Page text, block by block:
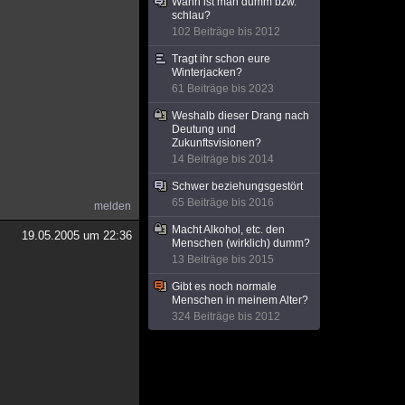
melden
19.05.2005 um 22:36
schlau?
102 Beiträge bis 2012
Tragt ihr schon eure
Winterjacken?
61 Beiträge bis 2023
Weshalb dieser Drang nach
Deutung und
Zukunftsvisionen?
14 Beiträge bis 2014
Schwer beziehungsgestört
65 Beiträge bis 2016
Macht Alkohol, etc. den
Menschen (wirklich) dumm?
13 Beiträge bis 2015
Gibt es noch normale
Menschen in meinem Alter?
324 Beiträge bis 2012